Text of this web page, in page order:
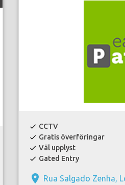
check CCTV
check Gratis överföringar
check Väl upplyst
check Gated Entry
place Rua Salgado Zenha,